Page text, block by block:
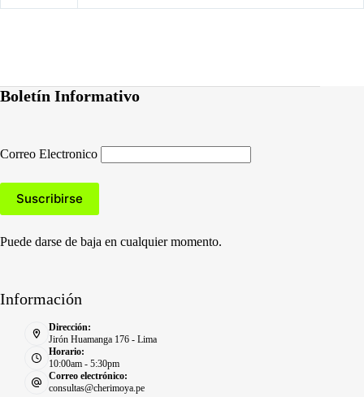
Boletín Informativo
Correo Electronico
Puede darse de baja en cualquier momento.
Información
Dirección:
Jirón Huamanga 176 - Lima
Horario:
10:00am - 5:30pm
Correo electrónico:
consultas@cherimoya.pe